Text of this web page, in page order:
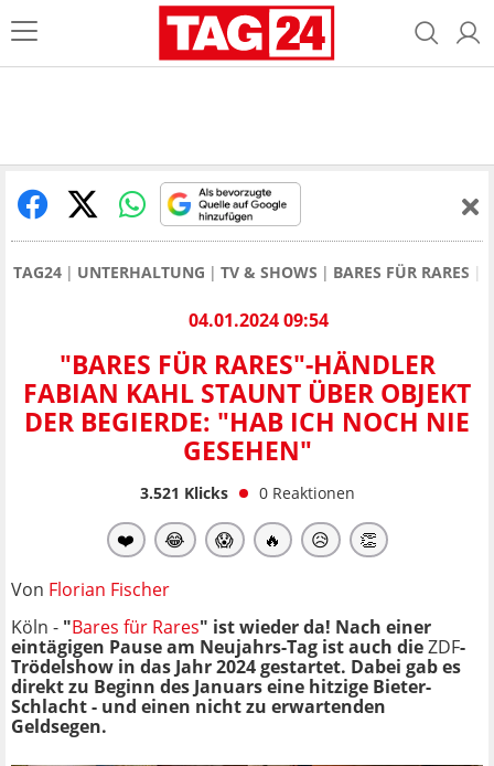
TAG24 UNTERHALTUNG TV & SHOWS BARES FÜR RARES
04.01.2024 09:54
"BARES FÜR RARES"-HÄNDLER
FABIAN KAHL STAUNT ÜBER OBJEKT
DER BEGIERDE: "HAB ICH NOCH NIE
GESEHEN"
3.521 Klicks 0 Reaktionen
❤️ 😂 😱 🔥 😥 👏
Von Florian Fischer
Köln - "Bares für Rares" ist wieder da! Nach einer
eintägigen Pause am Neujahrs-Tag ist auch dieZDF-
Trödelshow in das Jahr 2024 gestartet. Dabei gab es
direkt zu Beginn des Januars eine hitzige Bieter-
Schlacht - und einen nicht zu erwartenden
Geldsegen.